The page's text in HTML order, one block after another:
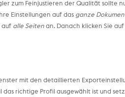
zum Feinjustieren der Qualität sollte
Einstellungen auf das ganze
auf alle Seiten an. Danach klicken Sie auf
mit den detaillierten
das richtige Profil ausgewählt ist und